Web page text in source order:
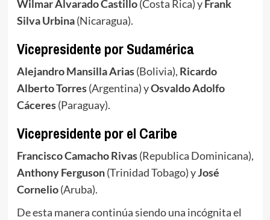
Wilmar Alvarado Castillo(Costa Rica) y Frank
Silva Urbina(Nicaragua).
Vicepresidente por Sudamérica
Alejandro Mansilla Arias(Bolivia), Ricardo
Alberto Torres(Argentina) yOsvaldo Adolfo
Cáceres(Paraguay).
Vicepresidente por el Caribe
Francisco Camacho Rivas(Republica Dominicana),
Anthony Ferguson(Trinidad Tobago) yJosé
Cornelio(Aruba).
De esta manera continúa siendo una incógnita el